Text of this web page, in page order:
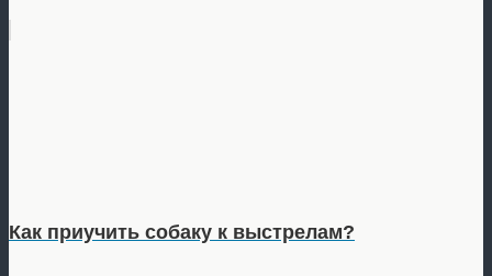
Как приучить собаку к выстрелам?